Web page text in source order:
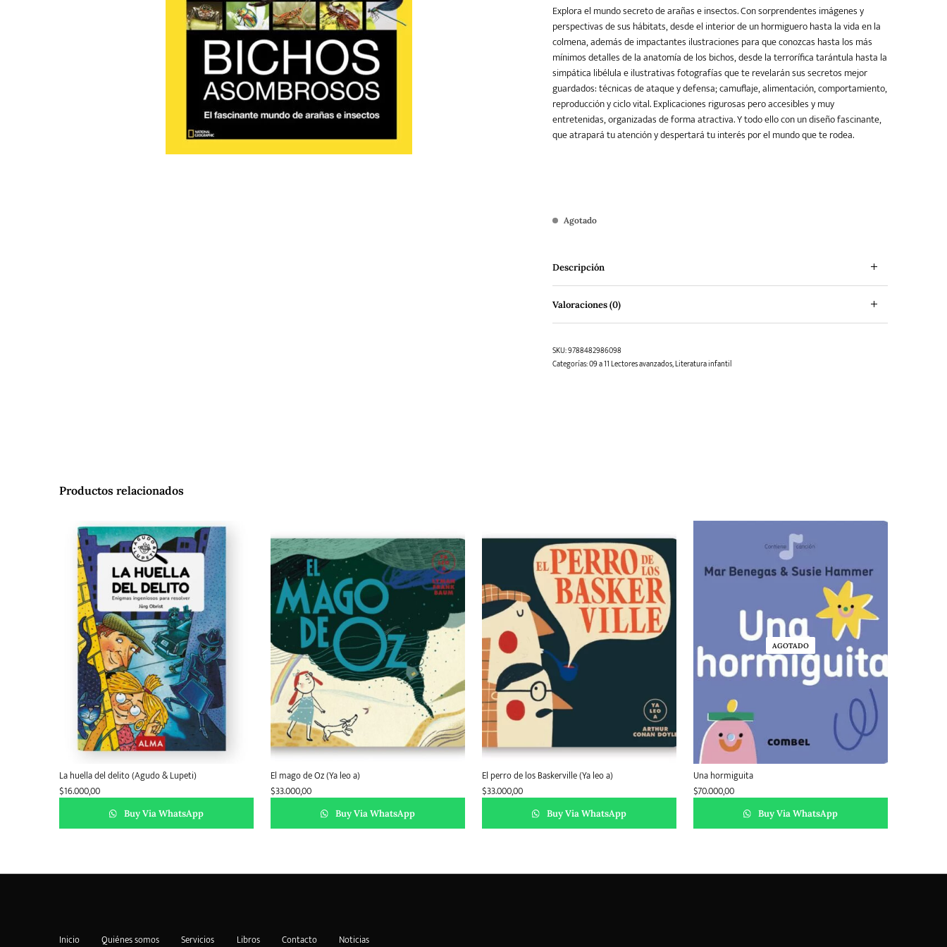
Teatro Young Adult
Explora el mundo secreto de arañas e insectos. Con sorprendentes imágenes y
perspectivas de sus hábitats, desde el interior de un hormiguero hasta la vida en la
colmena, además de impactantes ilustraciones para que conozcas hasta los más
mínimos detalles de la anatomía de los bichos, desde la terrorífica tarántula hasta la
simpática libélula e ilustrativas fotografías que te revelarán sus secretos mejor
guardados: técnicas de ataque y defensa; camuflaje, alimentación, comportamiento,
reproducción y ciclo vital. Explicaciones rigurosas pero accesibles y muy
entretenidas, organizadas de forma atractiva. Y todo ello con un diseño fascinante,
que atrapará tu atención y despertará tu interés por el mundo que te rodea.
Agotado
Descripción
Valoraciones (0)
SKU:9788482986098
Categorías:09 a 11 Lectores avanzados,Literatura infantil
Productos relacionados
La huella del delito (Agudo & Lupeti)
$16.000,00
Buy Via WhatsApp
El mago de Oz (Ya leo a)
$33.000,00
Buy Via WhatsApp
El perro de los Baskerville (Ya leo a)
$33.000,00
Buy Via WhatsApp
AGOTADO
Una hormiguita
$70.000,00
Buy Via WhatsApp
Inicio Quiénes somos Servicios Libros Contacto Noticias